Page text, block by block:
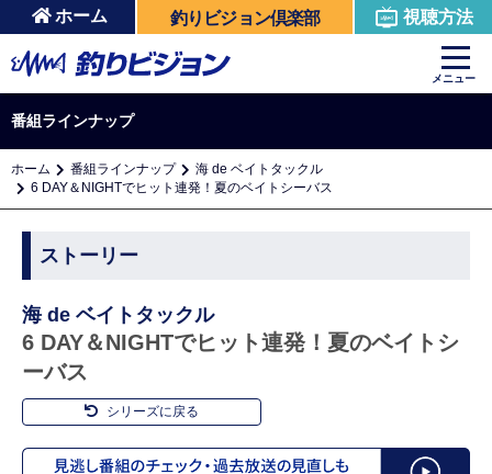
ホーム 釣りビジョン倶楽部 視聴方法
メニュー
番組ラインナップ
ホーム 番組ラインナップ
海 de ベイトタックル
6 DAY＆NIGHTでヒット連発！夏のベイトシーバス
ストーリー
海 de ベイトタックル
6 DAY＆NIGHTでヒット連発！夏のベイトシ
ーバス
シリーズに戻る